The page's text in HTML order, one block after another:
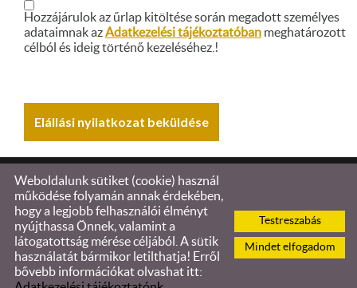
Hozzájárulok az űrlap kitöltése során megadott személyes
adataimnak azAdatkezelési tájékoztatóban meghatározott
célból és ideig történő kezeléséhez.!
© 2026 -
Oldal információklAdatkezelési tájékoztatólÁSZF
lImpresszumlElállási nyilatkozat lSütik kezelése
Mindet elfogadom
Testreszabás
Weboldalunk sütiket (cookie) használ
működése folyamán annak érdekében,
hogy a legjobb felhasználói élményt
nyújthassa Önnek, valamint a
látogatottság mérése céljából. A sütik
használatát bármikor letilthatja! Erről
bővebb információkat olvashat itt: